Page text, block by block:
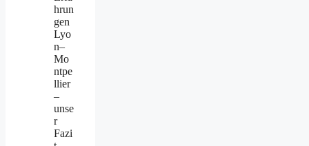
hrun
gen
Lyo
n–
Mo
ntpe
llier
–
unse
r
Fazi